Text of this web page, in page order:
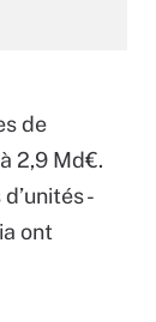
de
2,9 Md€.
-
ont